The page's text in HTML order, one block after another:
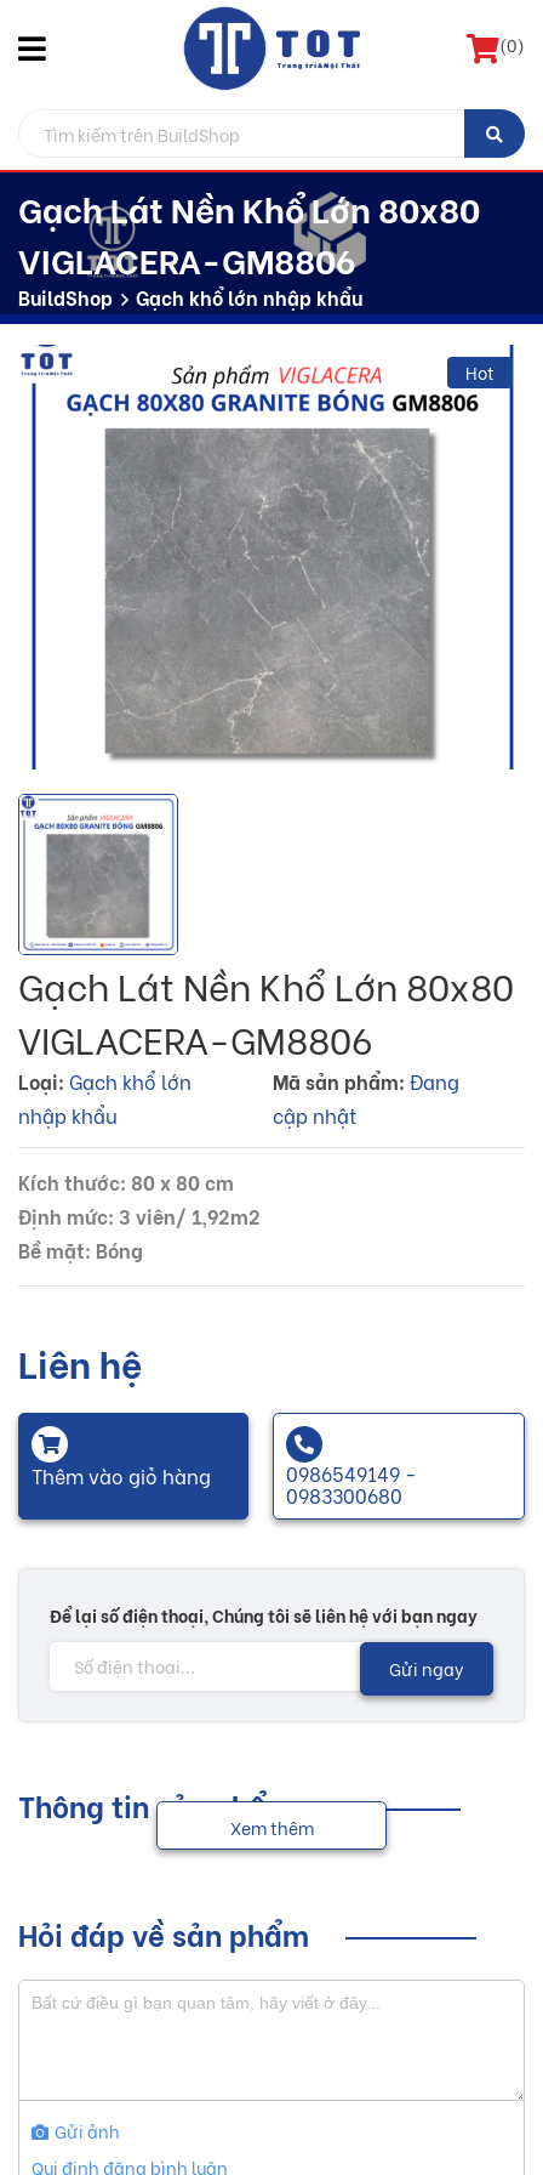
(0)
Gạch Lát Nền Khổ Lớn 80x80
VIGLACERA-GM8806
BuildShop Gạch khổ lớn nhập khẩu
Hot
Gạch Lát Nền Khổ Lớn 80x80
VIGLACERA-GM8806
Loại: Gạch khổ lớn
nhập khẩu
Mã sản phẩm: Đang
cập nhật
Kích thước: 80 x 80 cm
Định mức: 3 viên/ 1,92m2
Bề mặt: Bóng
Liên hệ
Thêm vào giỏ hàng 0986549149 -
0983300680
Để lại số điện thoại, Chúng tôi sẽ liên hệ với bạn ngay
Gửi ngay
Thông tin sản phẩm
Xem thêm
Hỏi đáp về sản phẩm
Gửi ảnh
Qui định đăng bình luận